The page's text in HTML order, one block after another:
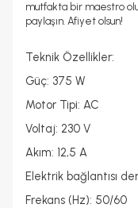
mutfakta bir maestro
paylaşın. Afiyet olsun!
Teknik Özellikler:
Güç: 375 W
Motor Tipi: AC
Voltaj: 230 V
Akım: 12,5 A
Elektrik bağlantısı
Frekans (Hz): 50/60